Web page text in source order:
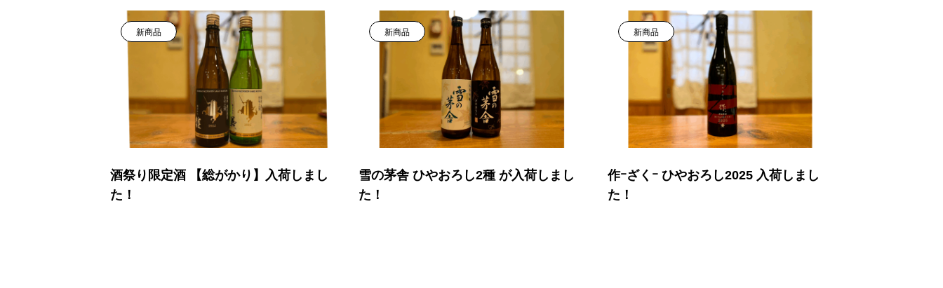
新商品
酒祭り限定酒 【総がかり】入荷しまし
た！
新商品
雪の茅舎 ひやおろし2種 が入荷しまし
た！
新商品
作ｰざくｰ ひやおろし2025 入荷しまし
た！